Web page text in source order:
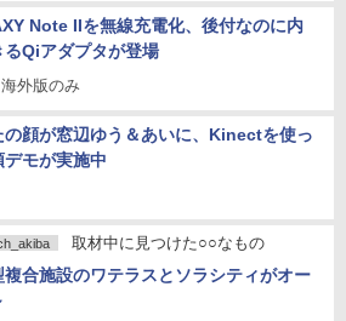
Note IIを無線充電化、後付なのに内
るQiアダプタが登場
外版のみ
の顔が窓辺ゆう＆あいに、Kinectを使っ
デモが実施中
取材中に見つけた○○なもの
複合施設のワテラスとソラシティがオー